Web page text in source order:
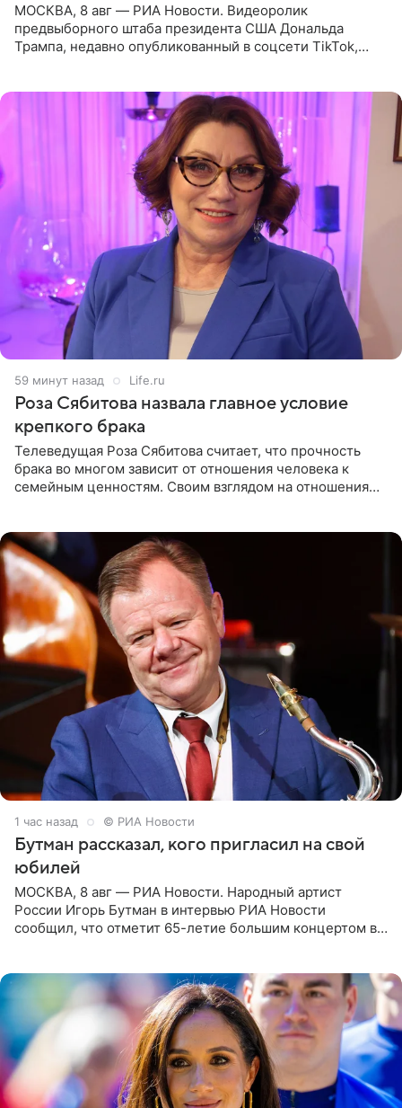
МОСКВА, 8 авг — РИА Новости. Видеоролик
предвыборного штаба президента США Дональда
Трампа, недавно опубликованный в соцсети TikTok,
59 минут назад Life.ru
Роза Сябитова назвала главное условие
крепкого брака
Телеведущая Роза Сябитова считает, что прочность
брака во многом зависит от отношения человека к
семейным ценностям. Своим взглядом на отношения
1 час назад © РИА Новости
Бутман рассказал, кого пригласил на свой
юбилей
МОСКВА, 8 авг — РИА Новости. Народный артист
России Игорь Бутман в интервью РИА Новости
сообщил, что отметит 65-летие большим концертом в